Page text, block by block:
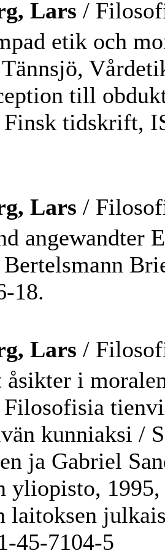
Lars /
etik och
till
tidskrift,
Lars /
angewandter
18.
Lars /
åsikter i
kunniaksi /
ja Gabriel
yliopisto,
laitoksen
45-7104-5